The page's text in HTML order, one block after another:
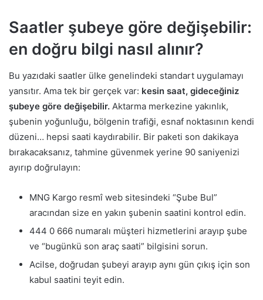
Saatler şubeye göre değişebilir:
en doğru bilgi nasıl alınır?
Bu yazıdaki saatler ülke genelindeki standart uygulamayı
yansıtır. Ama tek bir gerçek var: kesin saat, gideceğiniz
şubeye göre değişebilir. Aktarma merkezine yakınlık,
şubenin yoğunluğu, bölgenin trafiği, esnaf noktasının kendi
düzeni… hepsi saati kaydırabilir. Bir paketi son dakikaya
bırakacaksanız, tahmine güvenmek yerine 90 saniyenizi
ayırıp doğrulayın:
MNG Kargo resmî web sitesindeki “Şube Bul”
aracından size en yakın şubenin saatini kontrol edin.
444 0 666 numaralı müşteri hizmetlerini arayıp şube
ve “bugünkü son araç saati” bilgisini sorun.
Acilse, doğrudan şubeyi arayıp aynı gün çıkış için son
kabul saatini teyit edin.